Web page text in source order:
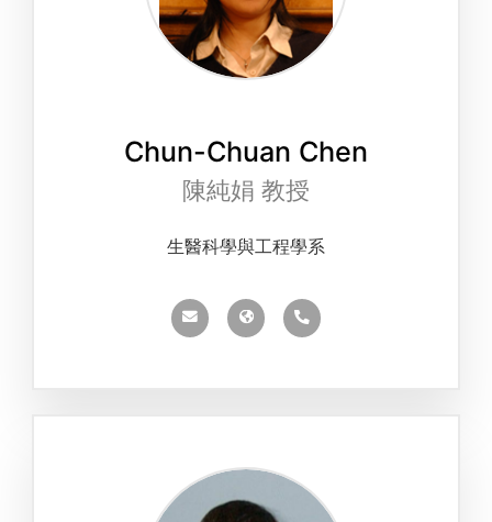
Chun-Chuan Chen
陳純娟 教授
生醫科學與工程學系